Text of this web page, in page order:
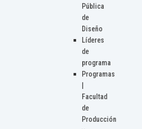
Pública
de
Diseño
Líderes
de
programa
Programas
Facultad
de
Producción